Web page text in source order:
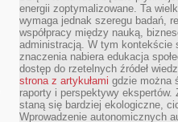
energii zoptymalizowane. Ta
wymaga jednak szeregu badań,
współpracy między nauką,
administracją. W tym kontekście
znaczenia nabiera edukacja
dostęp do rzetelnych źródeł
strona z artykułami gdzie można
raporty i perspektywy ekspertów.
staną się bardziej ekologiczne,
Wprowadzenie autonomicznych